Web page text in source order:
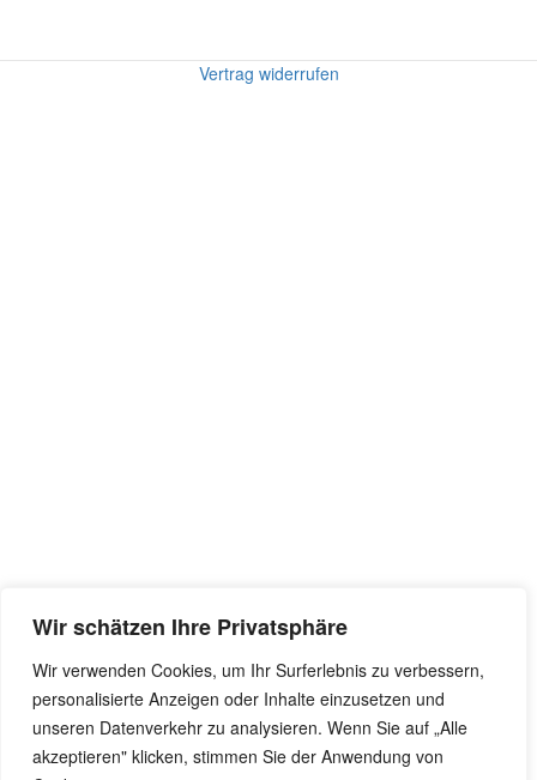
Wir schätzen Ihre Privatsphäre
Wir verwenden Cookies, um Ihr Surferlebnis zu verbessern,
personalisierte Anzeigen oder Inhalte einzusetzen und
unseren Datenverkehr zu analysieren. Wenn Sie auf „Alle
akzeptieren" klicken, stimmen Sie der Anwendung von
Vertrag widerrufen